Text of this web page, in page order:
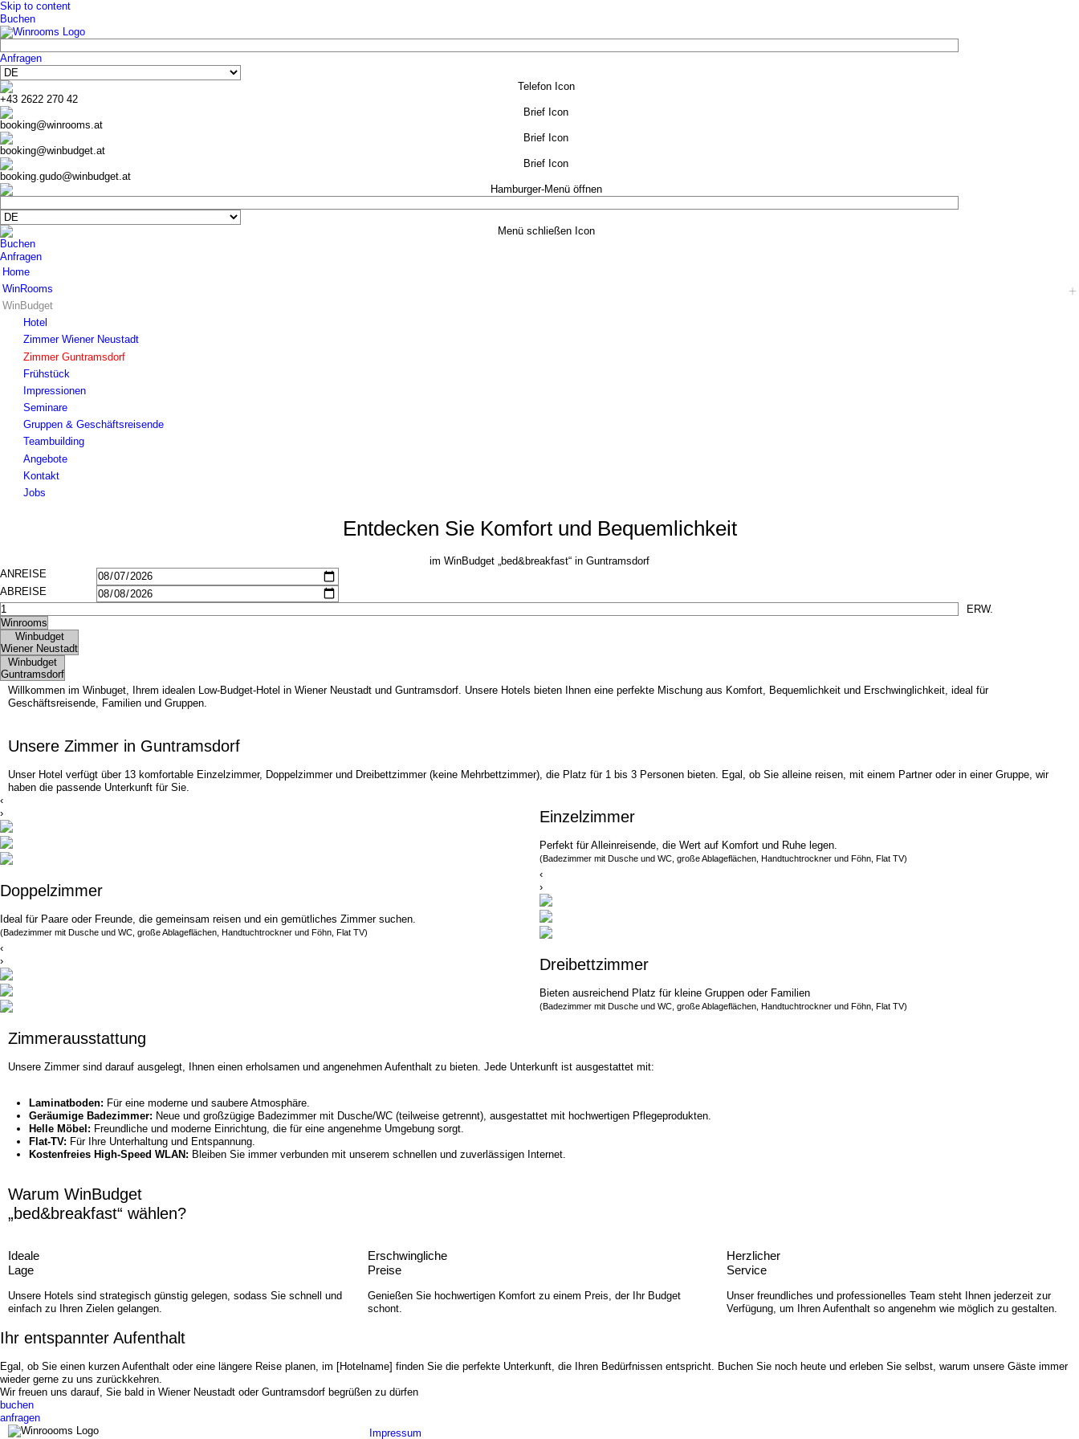
Skip to content
Buchen
Anfragen
+43 2622 270 42
booking@winrooms.at
booking@winbudget.at
booking.gudo@winbudget.at
Buchen
Anfragen
Home
WinRooms
Hotel
Zimmer
Frühstück
Bar-Lounge
Bildergalerie
Seminare
Gruppen & Geschäftsreisende
Teambuilding
Angebote
Kontakt
Jobs
WinBudget
Hotel
Zimmer Wiener Neustadt
Zimmer Guntramsdorf
Frühstück
Impressionen
Seminare
Gruppen & Geschäftsreisende
Teambuilding
Angebote
Kontakt
Jobs
Entdecken Sie Komfort und Bequemlichkeit
im WinBudget „bed&breakfast“ in Guntramsdorf
Willkommen im Winbuget, Ihrem idealen Low-Budget-Hotel in Wiener Neustadt und Guntramsdorf. Unsere Hotels bieten Ihnen eine perfekte Mischung aus Komfort, Bequemlichkeit und Erschwinglichkeit, ideal für
Geschäftsreisende, Familien und Gruppen.
Unsere Zimmer in Guntramsdorf
Unser Hotel verfügt über 13 komfortable Einzelzimmer, Doppelzimmer und Dreibettzimmer (keine Mehrbettzimmer), die Platz für 1 bis 3 Personen bieten. Egal, ob Sie alleine reisen, mit einem Partner oder in einer Gruppe, wir
haben die passende Unterkunft für Sie.
‹
›
Einzelzimmer
Perfekt für Alleinreisende, die Wert auf Komfort und Ruhe legen.
(Badezimmer mit Dusche und WC, große Ablageflächen, Handtuchtrockner und Föhn, Flat TV)
Doppelzimmer
Ideal für Paare oder Freunde, die gemeinsam reisen und ein gemütliches Zimmer suchen.
(Badezimmer mit Dusche und WC, große Ablageflächen, Handtuchtrockner und Föhn, Flat TV)
‹
›
‹
›
Dreibett­zimmer
Bieten ausreichend Platz für kleine Gruppen oder Familien
(Badezimmer mit Dusche und WC, große Ablageflächen, Handtuchtrockner und Föhn, Flat TV)
Zimmer­ausstattung
Unsere Zimmer sind darauf ausgelegt, Ihnen einen erholsamen und angenehmen Aufenthalt zu bieten. Jede Unterkunft ist ausgestattet mit:
Laminatboden: Für eine moderne und saubere Atmosphäre.
Geräumige Badezimmer: Neue und großzügige Badezimmer mit Dusche/WC (teilweise getrennt), ausgestattet mit hochwertigen Pflegeprodukten.
Helle Möbel: Freundliche und moderne Einrichtung, die für eine angenehme Umgebung sorgt.
Flat-TV: Für Ihre Unterhaltung und Entspannung.
Kostenfreies High-Speed WLAN: Bleiben Sie immer verbunden mit unserem schnellen und zuverlässigen Internet.
Warum WinBudget
„bed&breakfast“ wählen?
Ideale
Lage
Unsere Hotels sind strategisch günstig gelegen, sodass Sie schnell und
einfach zu Ihren Zielen gelangen.
Erschwingliche
Preise
Genießen Sie hochwertigen Komfort zu einem Preis, der Ihr Budget
schont.
Herzlicher
Service
Unser freundliches und professionelles Team steht Ihnen jederzeit zur
Verfügung, um Ihren Aufenthalt so angenehm wie möglich zu gestalten.
Ihr entspannter Aufenthalt
Egal, ob Sie einen kurzen Aufenthalt oder eine längere Reise planen, im [Hotelname] finden Sie die perfekte Unterkunft, die Ihren Bedürfnissen entspricht. Buchen Sie noch heute und erleben Sie selbst, warum unsere Gäste immer
wieder gerne zu uns zurückkehren.
Wir freuen uns darauf, Sie bald in Wiener Neustadt oder Guntramsdorf begrüßen zu dürfen
buchen
anfragen
Impressum